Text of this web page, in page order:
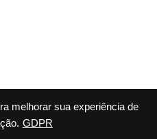
melhorar sua experiência de
GDPR